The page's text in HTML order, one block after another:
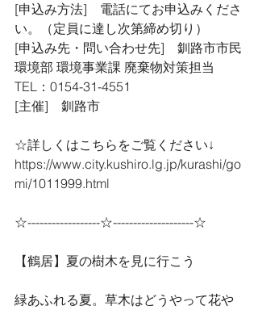
[申込み方法]　電話にてお申込みくださ
い。（定員に達し次第締め切り）
[申込み先・問い合わせ先]　釧路市市民
環境部 環境事業課 廃棄物対策担当
TEL：0154-31-4551
[主催]　釧路市
☆詳しくはこちらをご覧ください↓
https://www.city.kushiro.lg.jp/kurashi/go
mi/1011999.html
☆------------------☆--------------------☆
【鶴居】夏の樹木を見に行こう
緑あふれる夏。草木はどうやって花や